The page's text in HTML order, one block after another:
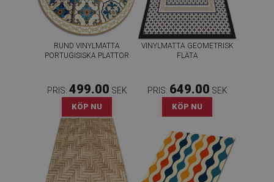
RUND VINYLMATTA
PORTUGISISKA PLATTOR
PRIS: 499.00 SEK
KÖP NU
VINYLMATTA GEOMETRISK
FLÄTA
PRIS: 649.00 SEK
KÖP NU